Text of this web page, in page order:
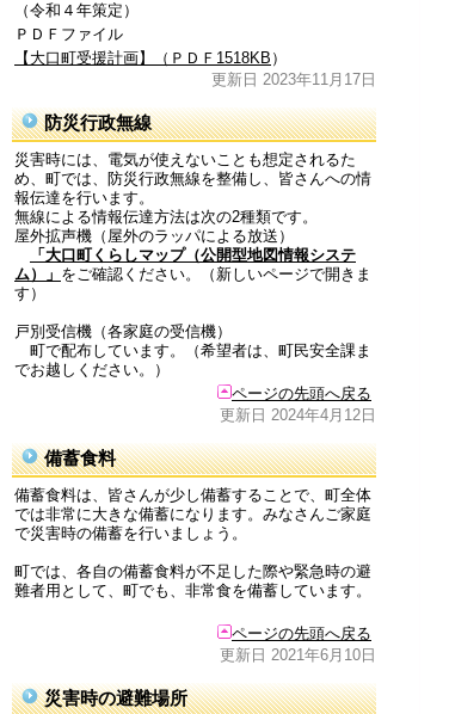
（令和４年策定）
ＰＤＦファイル
【大口町受援計画】（ＰＤＦ1518KB ）
更新日 2023年11月17日
防災行政無線
災害時には、電気が使えないことも想定されるた
め、町では、防災行政無線を整備し、皆さんへの情
報伝達を行います。
無線による情報伝達方法は次の2種類です。
屋外拡声機（屋外のラッパによる放送）
「大口町くらしマップ（公開型地図情報システ
ム）」 をご確認ください。（新しいページで開きま
す）
戸別受信機（各家庭の受信機）
町で配布しています。（希望者は、町民安全課ま
でお越しください。）
ページの先頭へ戻る
更新日 2024年4月12日
備蓄食料
備蓄食料は、皆さんが少し備蓄することで、町全体
では非常に大きな備蓄になります。みなさんご家庭
で災害時の備蓄を行いましょう。
町では、各自の備蓄食料が不足した際や緊急時の避
難者用として、町でも、非常食を備蓄しています。
ページの先頭へ戻る
更新日 2021年6月10日
災害時の避難場所